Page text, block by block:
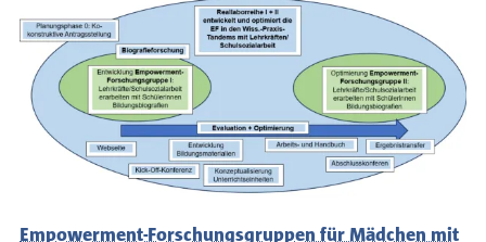
Empowerment-Forschungsgruppen für Mädchen mit